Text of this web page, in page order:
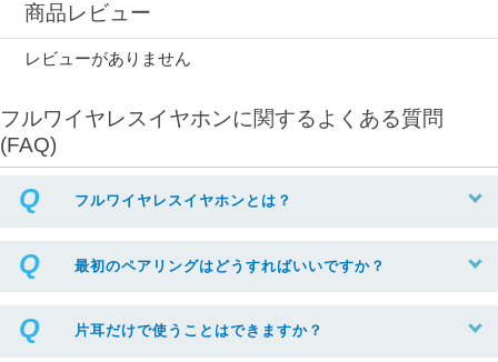
商品レビュー
レビューがありません
フルワイヤレスイヤホンに関するよくある質問
(FAQ)
フルワイヤレスイヤホンとは？
最初のペアリングはどうすればいいですか？
片耳だけで使うことはできますか？